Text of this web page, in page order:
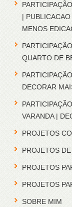
|
MENOS
QUARTO DE
DECORAR
VARANDA |
PROJETOS
PROJETOS
PROJETOS
PROJETOS
SOBRE MIM